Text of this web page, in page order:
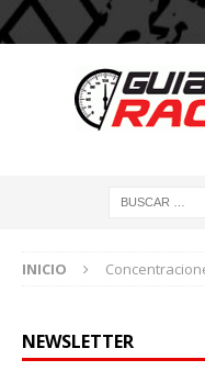
INICIO
NEWSLETTER